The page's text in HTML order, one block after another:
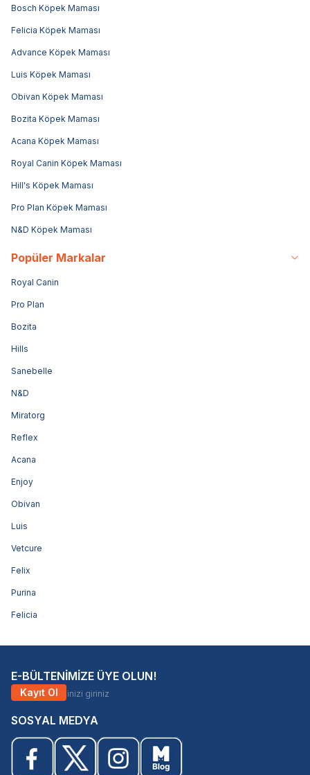
Bosch Köpek Maması
Felicia Köpek Maması
Advance Köpek Maması
Luis Köpek Maması
Obivan Köpek Maması
Bozita Köpek Maması
Acana Köpek Maması
Royal Canin Köpek Maması
Hill's Köpek Maması
Pro Plan Köpek Maması
N&D Köpek Maması
Popüler Markalar
Royal Canin
Pro Plan
Bozita
Hills
Sanebelle
N&D
Miratorg
Reflex
Acana
Enjoy
Obivan
Luis
Vetcure
Felix
Purina
Felicia
E-BÜLTENİMİZE ÜYE OLUN!
Kayıt Ol
SOSYAL MEDYA